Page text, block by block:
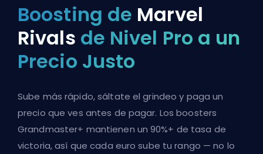
Boosting de Marvel
Rivals de Nivel Pro a un
Precio Justo
Sube más rápido, sáltate el grindeo y paga un
precio que ves antes de pagar. Los boosters
Grandmaster+ mantienen un 90%+ de tasa de
victoria, así que cada euro sube tu rango — no lo